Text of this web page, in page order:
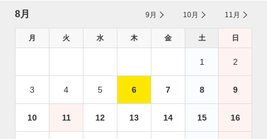
8月 9月 10月 11月
月 火 水 木 金 土 日
1 2
3 4 5 6 7 8 9
10 11 12 13 14 15 16